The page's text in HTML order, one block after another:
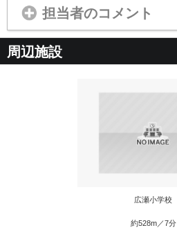
担当者のコメント
周辺施設
広瀬小学校
約528m／7分